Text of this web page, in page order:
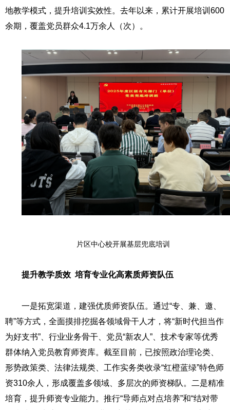
地教学模式，提升培训实效性。去年以来，累计开展培训600
余期，覆盖党员群众4.1万余人（次）。
片区中心校开展基层兜底培训
提升教学质效 培育专业化高素质师资队伍
一是拓宽渠道，建强优质师资队伍。通过“专、兼、邀、
聘”等方式，全面摸排挖掘各领域骨干人才，将“新时代担当作
为好支书”、行业业务骨干、党员“新农人”、技术专家等优秀
群体纳入党员教育师资库。截至目前，已按照政治理论类、
形势政策类、法律法规类、工作实务类收录“红橙蓝绿”特色师
资310余人，形成覆盖多领域、多层次的师资梯队。二是精准
培育，提升师资专业能力。推行“导师点对点培养”和“结对带